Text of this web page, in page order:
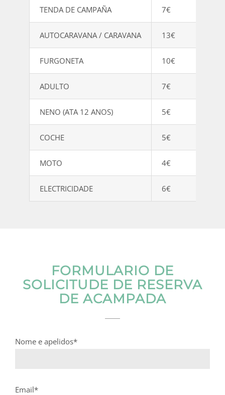
TENDA DE CAMPAÑA 7€
AUTOCARAVANA / CARAVANA 13€
FURGONETA 10€
ADULTO 7€
NENO (ATA 12 ANOS) 5€
COCHE 5€
MOTO 4€
ELECTRICIDADE 6€
FORMULARIO DE
SOLICITUDE DE RESERVA
DE ACAMPADA
Nome e apelidos*
Email*